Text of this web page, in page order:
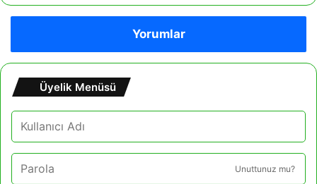
Yorumlar
Üyelik Menüsü
Unuttunuz mu?